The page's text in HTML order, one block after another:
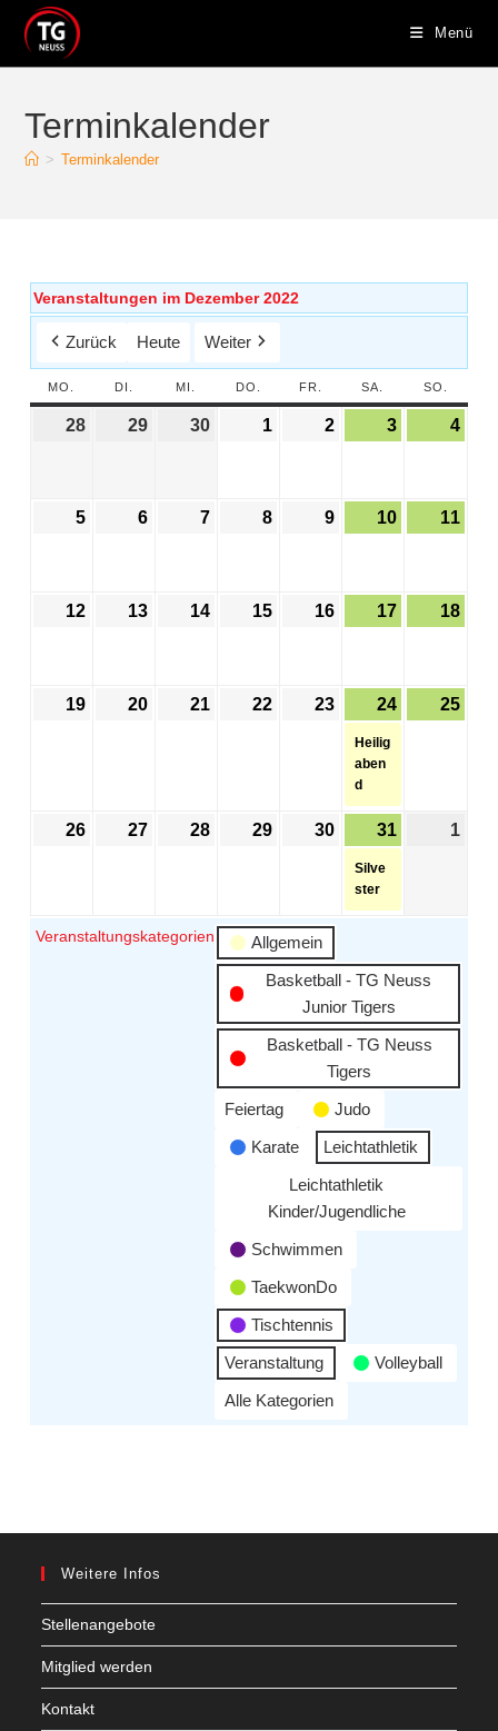
Menü
Terminkalender
> Terminkalender
Veranstaltungen im Dezember 2022
Zurück Heute Weiter
MO. DI. MI. DO. FR. SA. SO.
28 29 30 1 2 3 4
5 6 7 8 9 10 11
12 13 14 15 16 17 18
19 20 21 22 23 24
Heilig
aben
d
25
26 27 28 29 30 31
Silve
ster
1
Veranstaltungskategorien
Allgemein
Basketball - TG Neuss
Junior Tigers
Basketball - TG Neuss
Tigers
Feiertag
Judo
Karate
Leichtathletik
Leichtathletik
Kinder/Jugendliche
Schwimmen
TaekwonDo
Tischtennis
Veranstaltung
Volleyball
Alle Kategorien
Weitere Infos
Stellenangebote
Mitglied werden
Kontakt